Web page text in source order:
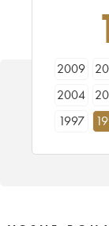
2009
2004
1997